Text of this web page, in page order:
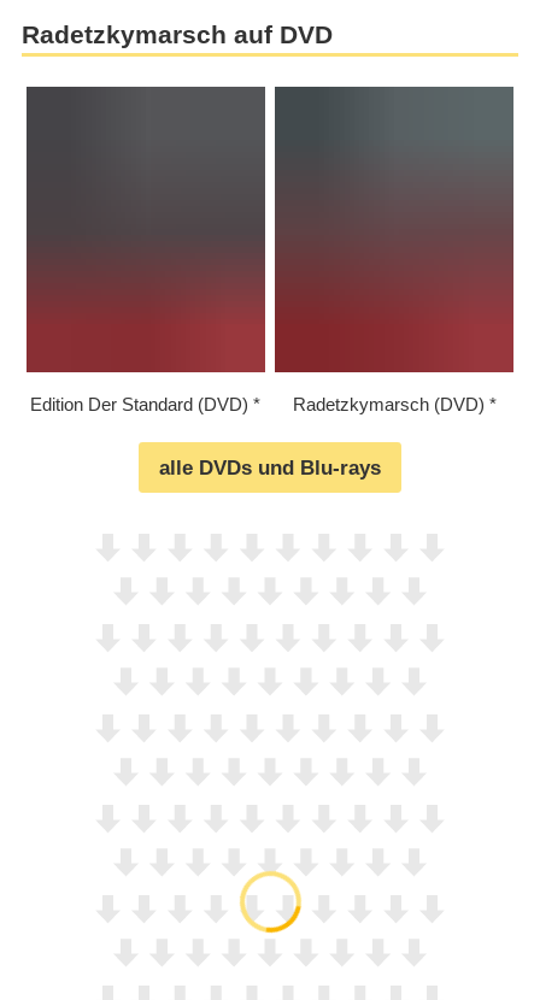
Radetzkymarsch auf DVD
Edition Der Standard (DVD) Radetzkymarsch (DVD)
alle DVDs und Blu-rays